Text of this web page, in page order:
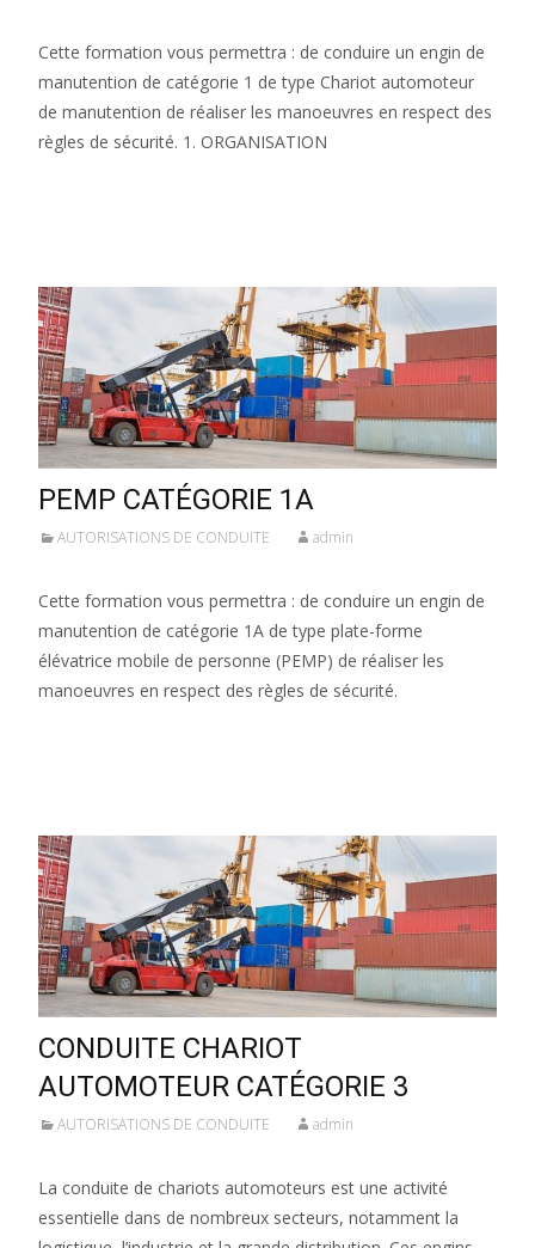
Cette formation vous permettra : de conduire un engin de
manutention de catégorie 1 de type Chariot automoteur
de manutention de réaliser les manoeuvres en respect des
règles de sécurité. 1. ORGANISATION
PEMP CATÉGORIE 1A
AUTORISATIONS DE CONDUITE admin
Cette formation vous permettra : de conduire un engin de
manutention de catégorie 1A de type plate-forme
élévatrice mobile de personne (PEMP) de réaliser les
manoeuvres en respect des règles de sécurité.
CONDUITE CHARIOT
AUTOMOTEUR CATÉGORIE 3
AUTORISATIONS DE CONDUITE admin
La conduite de chariots automoteurs est une activité
essentielle dans de nombreux secteurs, notamment la